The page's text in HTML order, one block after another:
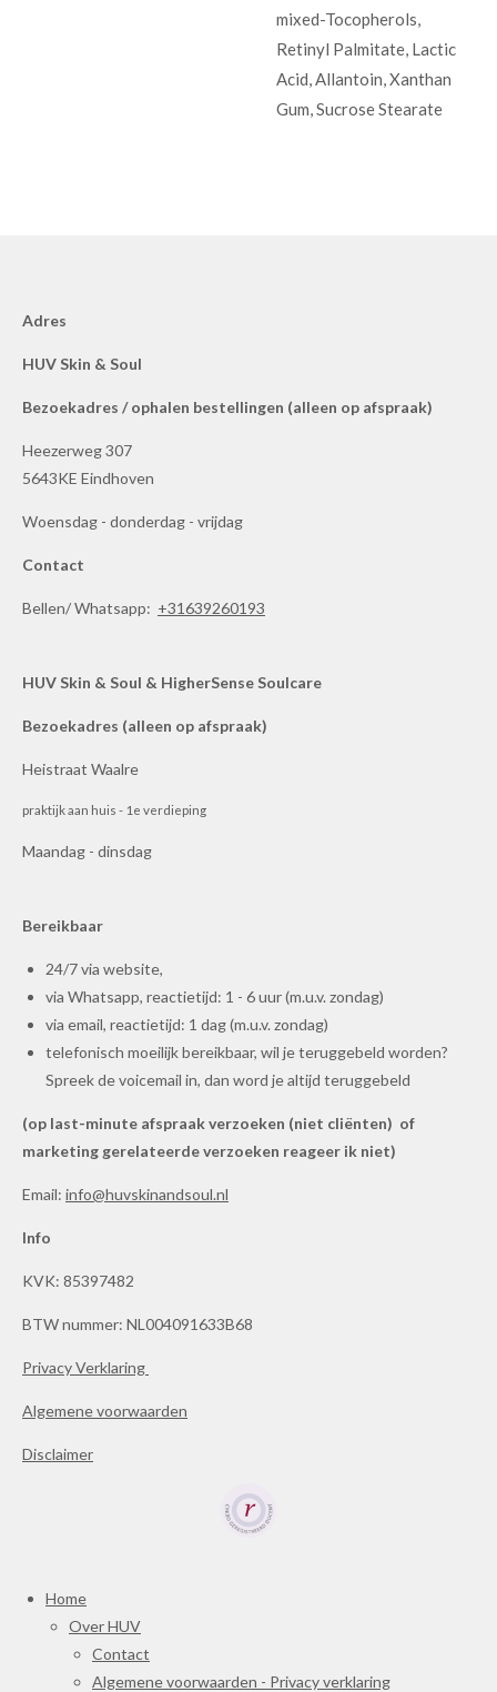
mixed-Tocopherols,
Retinyl Palmitate, Lactic
Acid, Allantoin, Xanthan
Gum, Sucrose Stearate
Adres
HUV Skin & Soul
Bezoekadres / ophalen bestellingen (alleen op afspraak)
Heezerweg 307
5643KE Eindhoven
Woensdag - donderdag - vrijdag
Contact
Bellen/ Whatsapp: +31639260193
HUV Skin & Soul & HigherSense Soulcare
Bezoekadres (alleen op afspraak)
Heistraat Waalre
praktijk aan huis - 1e verdieping
Maandag - dinsdag
Bereikbaar
24/7 via website,
via Whatsapp, reactietijd: 1 - 6 uur (m.u.v. zondag)
via email, reactietijd: 1 dag (m.u.v. zondag)
telefonisch moeilijk bereikbaar, wil je teruggebeld worden?
Spreek de voicemail in, dan word je altijd teruggebeld
(op last-minute afspraak verzoeken (niet cliënten) of
marketing gerelateerde verzoeken reageer ik niet)
Email: info@huvskinandsoul.nl
Info
KVK: 85397482
BTW nummer: NL004091633B68
Privacy Verklaring
Algemene voorwaarden
Disclaimer
Home
Over HUV
Contact
Algemene voorwaarden - Privacy verklaring